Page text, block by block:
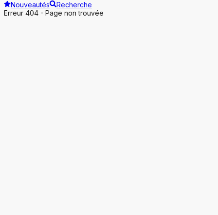
Nouveautés
Recherche
Erreur 404 - Page non trouvée